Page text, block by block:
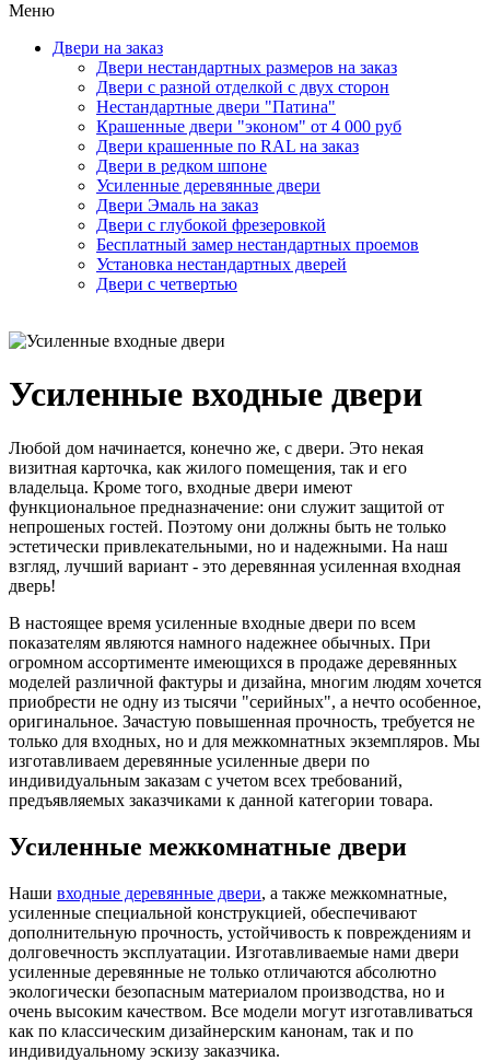
Меню
Двери на заказ
Двери нестандартных размеров на заказ
Двери с разной отделкой с двух сторон
Нестандартные двери "Патина"
Крашенные двери "эконом" от 4 000 руб
Двери крашенные по RAL на заказ
Двери в редком шпоне
Усиленные деревянные двери
Двери Эмаль на заказ
Двери с глубокой фрезеровкой
Бесплатный замер нестандартных проемов
Установка нестандартных дверей
Двери с четвертью
Усиленные входные двери
Любой дом начинается, конечно же, с двери. Это некая
визитная карточка, как жилого помещения, так и его
владельца. Кроме того, входные двери имеют
функциональное предназначение: они служит защитой от
непрошеных гостей. Поэтому они должны быть не только
эстетически привлекательными, но и надежными. На наш
взгляд, лучший вариант - это деревянная усиленная входная
дверь!
В настоящее время усиленные входные двери по всем
показателям являются намного надежнее обычных. При
огромном ассортименте имеющихся в продаже деревянных
моделей различной фактуры и дизайна, многим людям хочется
приобрести не одну из тысячи "серийных", а нечто особенное,
оригинальное. Зачастую повышенная прочность, требуется не
только для входных, но и для межкомнатных экземпляров. Мы
изготавливаем деревянные усиленные двери по
индивидуальным заказам с учетом всех требований,
предъявляемых заказчиками к данной категории товара.
Усиленные межкомнатные двери
Наши входные деревянные двери, а также межкомнатные,
усиленные специальной конструкцией, обеспечивают
дополнительную прочность, устойчивость к повреждениям и
долговечность эксплуатации. Изготавливаемые нами двери
усиленные деревянные не только отличаются абсолютно
экологически безопасным материалом производства, но и
очень высоким качеством. Все модели могут изготавливаться
как по классическим дизайнерским канонам, так и по
индивидуальному эскизу заказчика.